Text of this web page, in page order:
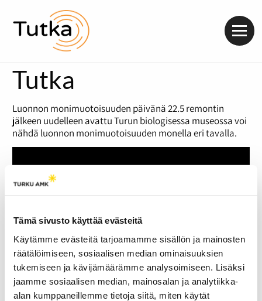
Tämä sivusto käyttää evästeitä
Käytämme evästeitä tarjoamamme sisällön ja mainosten
räätälöimiseen, sosiaalisen median ominaisuuksien
tukemiseen ja kävijämäärämme analysoimiseen. Lisäksi
jaamme sosiaalisen median, mainosalan ja analytiikka-
alan kumppaneillemme tietoja siitä, miten käytät
Tutka
Luonnon monimuotoisuuden päivänä 22.5 remontin
jälkeen uudelleen avattu Turun biologisessa museossa voi
nähdä luonnon monimuotoisuuden monella eri tavalla.